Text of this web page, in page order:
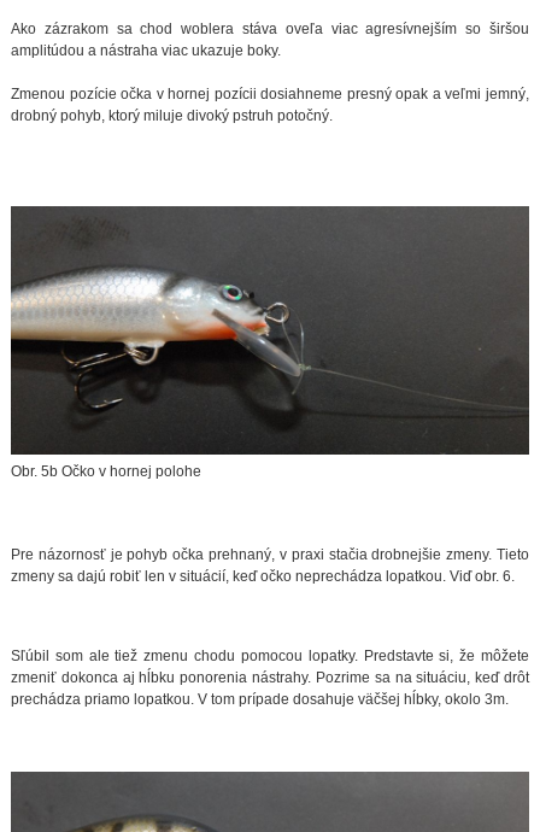
Ako zázrakom sa chod woblera stáva oveľa viac agresívnejším so širšou
amplitúdou a nástraha viac ukazuje boky.
Zmenou pozície očka v hornej pozícii dosiahneme presný opak a veľmi jemný,
drobný pohyb, ktorý miluje divoký pstruh potočný.
Obr. 5b Očko v hornej polohe
Pre názornosť je pohyb očka prehnaný, v praxi stačia drobnejšie zmeny. Tieto
zmeny sa dajú robiť len v situácií, keď očko neprechádza lopatkou. Viď obr. 6.
Sľúbil som ale tiež zmenu chodu pomocou lopatky. Predstavte si, že môžete
zmeniť dokonca aj hĺbku ponorenia nástrahy. Pozrime sa na situáciu, keď drôt
prechádza priamo lopatkou. V tom prípade dosahuje väčšej hĺbky, okolo 3m.